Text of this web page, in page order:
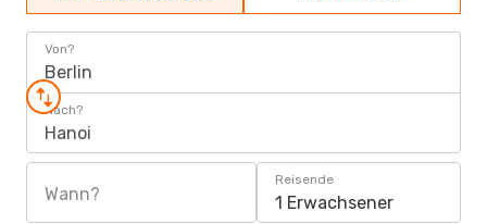
Von?
Berlin
Nach?
Hanoi
Wann?
Reisende
1 Erwachsener